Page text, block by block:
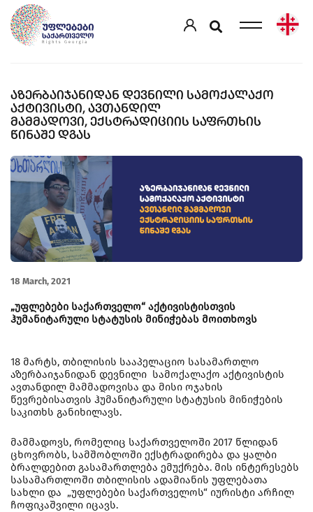
ᲐᲖᲔᲠᲑᲐᲘᲯᲐᲜᲘᲓᲐᲜ ᲓᲔᲕᲜᲘᲚᲘ ᲡᲐᲛᲝᲥᲐᲚᲐᲥᲝ
ᲐᲥᲢᲘᲕᲘᲡᲢᲘ, ᲐᲕᲗᲐᲜᲓᲘᲚ
ᲛᲐᲛᲛᲐᲓᲝᲕᲘ, ᲔᲥᲡᲢᲠᲐᲓᲘᲪᲘᲘᲡ ᲡᲐᲤᲠᲗᲮᲘᲡ
ᲬᲘᲜᲐᲨᲔ ᲓᲒᲐᲡ
18 March, 2021
„უფლებები საქართველო“ აქტივისტისთვის
ჰუმანიტარული სტატუსის მინიჭებას მოითხოვს
18 მარტს, თბილისის სააპელაციო სასამართლო
აზერბაიჯანიდან დევნილი სამოქალაქო აქტივისტის
ავთანდილ მამმადოვისა და მისი ოჯახის
წევრებისათვის ჰუმანიტარული სტატუსის მინიჭების
საკითხს განიხილავს.
მამმადოვს, რომელიც საქართველოში 2017 წლიდან
ცხოვრობს, სამშობლოში ექსტრადირება და ყალბი
ბრალდებით გასამართლება ემუქრება. მის ინტერესებს
სასამართლოში თბილისის ადამიანის უფლებათა
სახლი და „უფლებები საქართველოს“ იურისტი არჩილ
ჩოფიკაშვილი იცავს.